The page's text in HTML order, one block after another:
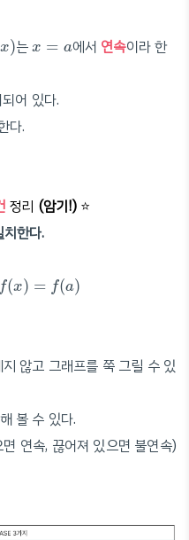
x)
) 는x = a
x=a 에서 연속이라 한
어 있다.
다.
정리 (암기!)⭐️
한다.
f(x) = f(a)
(x)=f
않고 그래프를 쭉 그릴 수 있
볼 수 있다.
연속, 끊어져 있으면 불연속)